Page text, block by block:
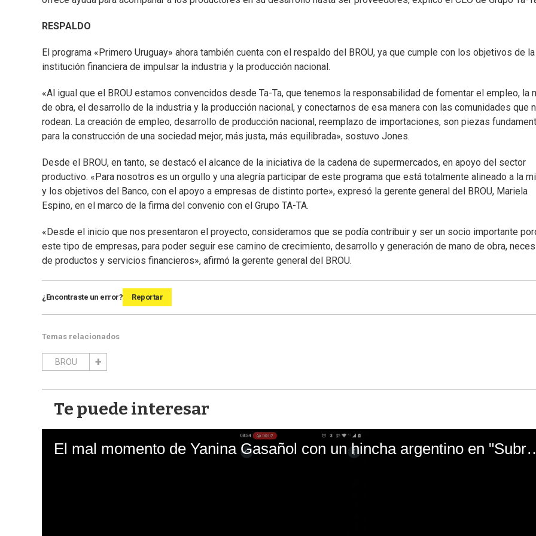
RESPALDO
El programa «Primero Uruguay» ahora también cuenta con el respaldo del BROU, ya que cumple con los objetivos de la
institución financiera de impulsar la industria y la producción nacional.
«Al igual que el BROU estamos convencidos desde Ta-Ta, que tenemos la responsabilidad de fomentar el empleo, la
de obra, el desarrollo de la industria y la producción nacional, y conectarnos de esa manera con las comunidades que
rodean. La creación de empleo, desarrollo de producción nacional, reemplazo de importaciones, son piezas
para la construcción de una sociedad mejor, más justa, más equilibrada», sostuvo Jones.
Desde el BROU, en tanto, se destacó el alcance de la iniciativa de la cadena de supermercados, en apoyo del sector
productivo. «Para nosotros es un orgullo y una alegría participar de este programa que está totalmente alineado a la
y los objetivos del Banco, con el apoyo a empresas de distinto porte», expresó la gerente general del BROU, Mariela
Espino, en el marco de la firma del convenio con el Grupo TA-TA.
«Desde el inicio que nos presentaron el proyecto, consideramos que se podía contribuir y ser un socio importante
este tipo de empresas, para poder seguir ese camino de crecimiento, desarrollo y generación de mano de obra,
de productos y servicios financieros», afirmó la gerente general del BROU.
¿Encontraste un error? Reportar
Temas relacionados
BROU
Te puede interesar
El mal momento de Yanina